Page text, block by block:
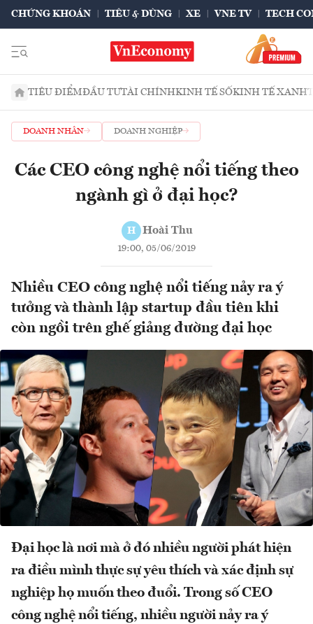
CHỨNG KHOÁN TIÊU & DÙNG XE VNE TV TECH
TIÊU ĐIỂMĐẦU TƯTÀI CHÍNHKINH TẾ SỐKINH TẾ XANH
DOANH NHÂN DOANH NGHIỆP
Các CEO công nghệ nổi tiếng theo
ngành gì ở đại học?
H Hoài Thu
19:00, 05/06/2019
Nhiều CEO công nghệ nổi tiếng nảy ra ý
tưởng và thành lập startup đầu tiên khi
còn ngồi trên ghế giảng đường đại học
Đại học là nơi mà ở đó nhiều người phát hiện
ra điều mình thực sự yêu thích và xác định sự
nghiệp họ muốn theo đuổi. Trong số CEO
công nghệ nổi tiếng, nhiều người nảy ra ý